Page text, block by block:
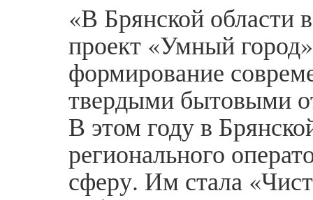
«В Брянской области
проект «Умный
формирование
твердыми бытовыми
В этом году в
регионального
сферу. Им стала